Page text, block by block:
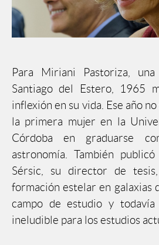
Para Miriani Pastoriza,
Santiago del Estero, 1965
inflexión en su vida. Ese año
la primera mujer en la
Córdoba en graduarse
astronomía. También
Sérsic, su director de
formación estelar en galaxias
campo de estudio y
ineludible para los estudios